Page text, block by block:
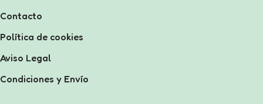
Contacto
Política de cookies
Aviso Legal
Condiciones y Envío